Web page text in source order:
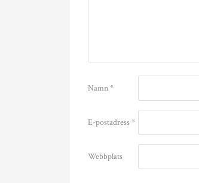
Namn*
E-postadress*
Webbplats